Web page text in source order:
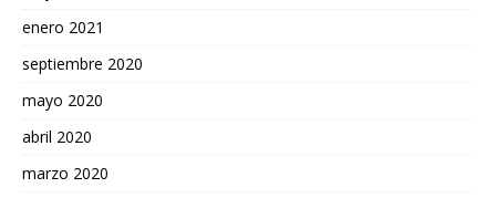
enero 2021
septiembre 2020
mayo 2020
abril 2020
marzo 2020